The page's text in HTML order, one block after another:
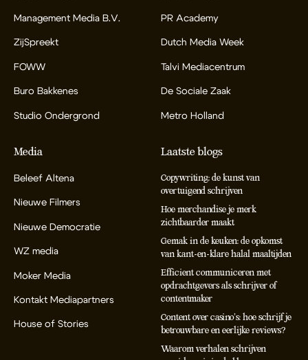
Management Media B.V.
ZijSpreekt
FOWW
Buro Bakkenes
Studio Ondergrond
PR Academy
Dutch Media Week
Talvi Mediacentrum
De Sociale Zaak
Metro Holland
Media
Beleef Altena
Nieuwe Filmers
Nieuwe Democratie
WZ media
Moker Media
Kontakt Mediapartners
House of Stories
Laatste blogs
Copywriting: de kunst van
overtuigend schrijven
Hoe merchandise je merk
zichtbaarder maakt
Gemak in de keuken: de opkomst
van kant-en-klare halal maaltijden
Efficient communiceren met
opdrachtgevers als schrijver of
contentmaker
Content over casino’s: hoe schrijf je
betrouwbare en eerlijke reviews?
Waarom verhalen schrijven